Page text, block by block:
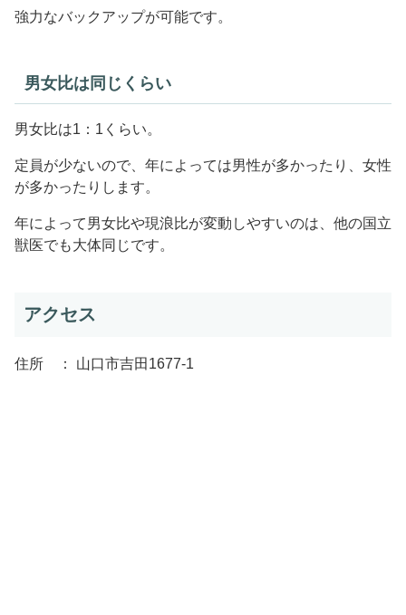
強力なバックアップが可能です。
男女比は同じくらい
男女比は1：1くらい。
定員が少ないので、年によっては男性が多かったり、女性
が多かったりします。
年によって男女比や現浪比が変動しやすいのは、他の国立
獣医でも大体同じです。
アクセス
住所 ： 山口市吉田1677-1